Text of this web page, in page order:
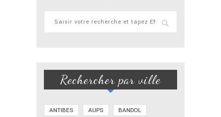
Rechercher par ville
ANTIBES AUPS
BANDOL